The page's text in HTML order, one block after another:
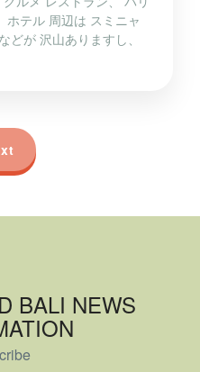
ホテル 周辺は スミニャ
どが 沢山ありますし、
BALI NEWS